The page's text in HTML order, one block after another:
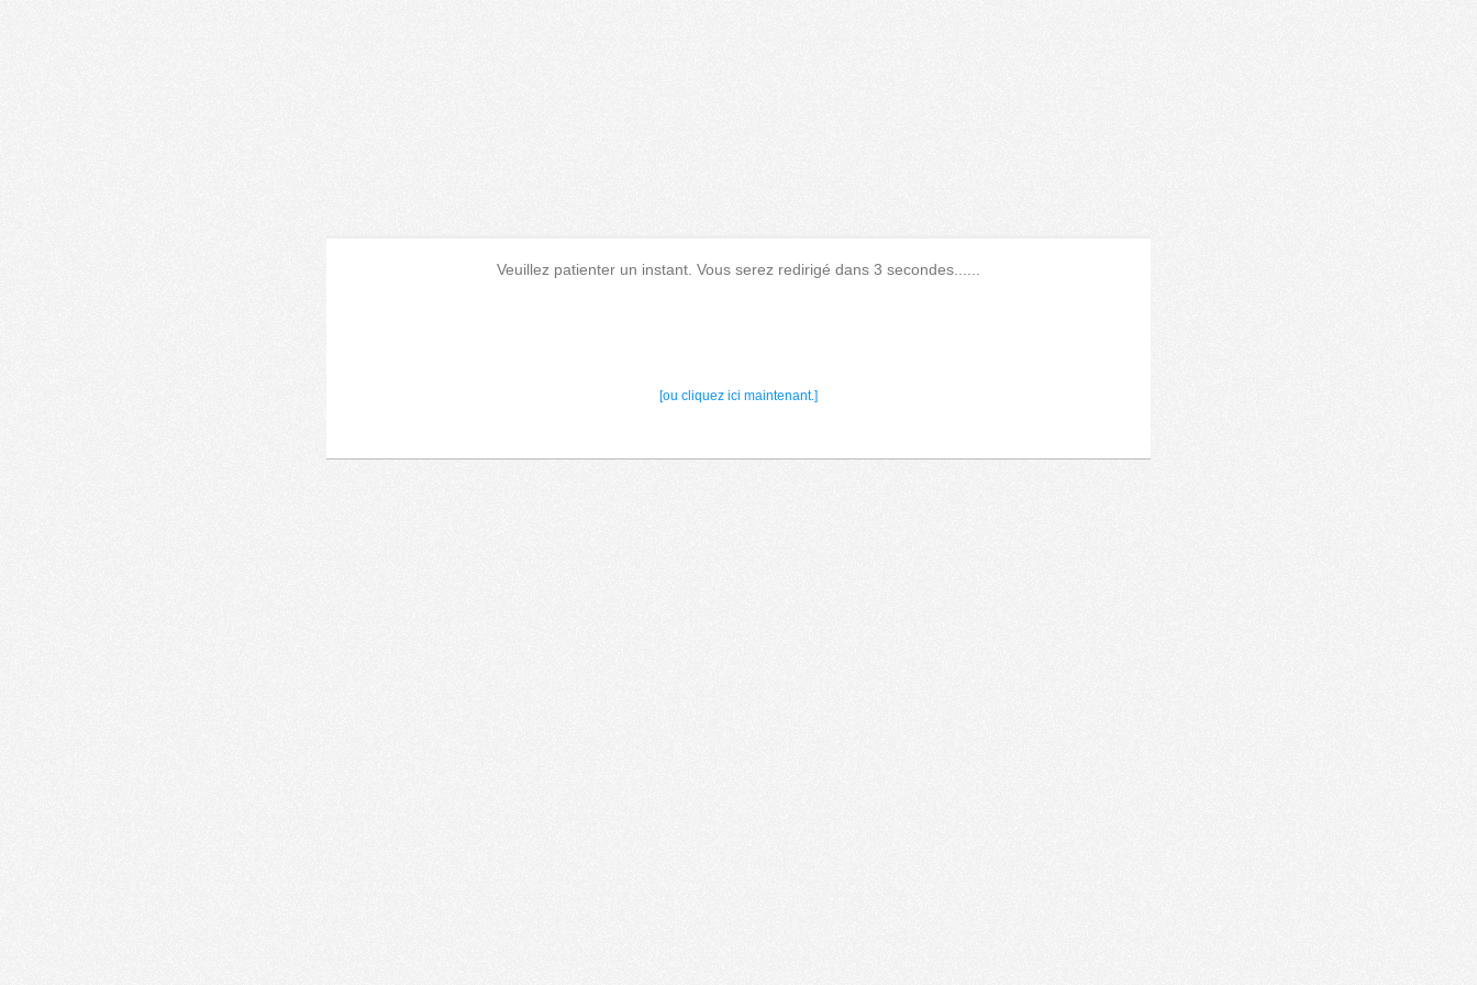
Veuillez patienter un instant. Vous serez redirigé dans 3 secondes......
[ou cliquez ici maintenant.]